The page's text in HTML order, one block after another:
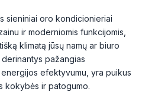
sieniniai oro kondicionieriai
ir moderniomis funkcijomis,
klimatą jūsų namų ar biuro
pažangias
efektyvumu, yra puikus
kokybės ir patogumo.